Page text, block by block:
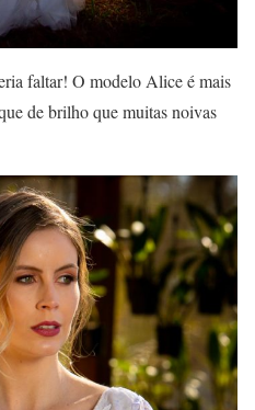
faltar! O modelo Alice é mais
de brilho que muitas noivas